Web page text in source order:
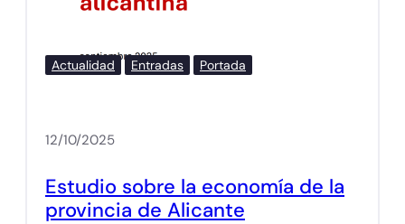
Actualidad Entradas Portada
12/10/2025
Estudio sobre la economía de la
provincia de Alicante